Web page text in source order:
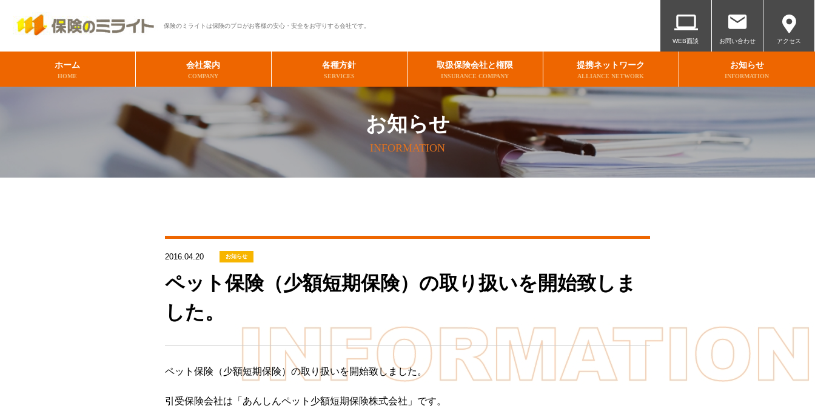
保険のミライトは保険のプロがお客様の安心・安全をお守りする会社です。
ホーム
HOME
会社案内
COMPANY
各種方針
SERVICES
取扱保険会社と権限
INSURANCE COMPANY
提携ネットワーク
ALLIANCE NETWORK
お知らせ
INFORMATION
WEB面談 お問い合わせ アクセス
お知らせ
INFORMATION
2016.04.20 お知らせ
ペット保険（少額短期保険）の取り扱いを開始致しま
した。
ペット保険（少額短期保険）の取り扱いを開始致しました。
引受保険会社は「あんしんペット少額短期保険株式会社」です。